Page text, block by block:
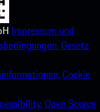
Impressum und
Gesetz
Cookie
Open Source